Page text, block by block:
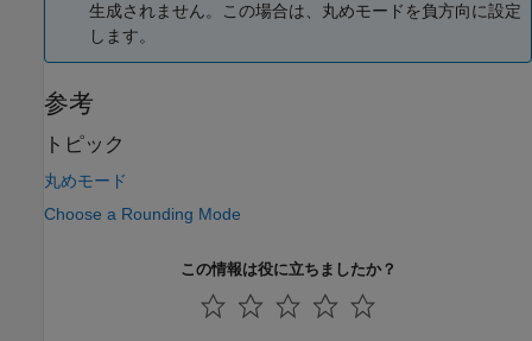
生成されません。この場合は、丸めモードを負方向に設定
します。
参考
トピック
丸めモード
Choose a Rounding Mode
この情報は役に立ちましたか？